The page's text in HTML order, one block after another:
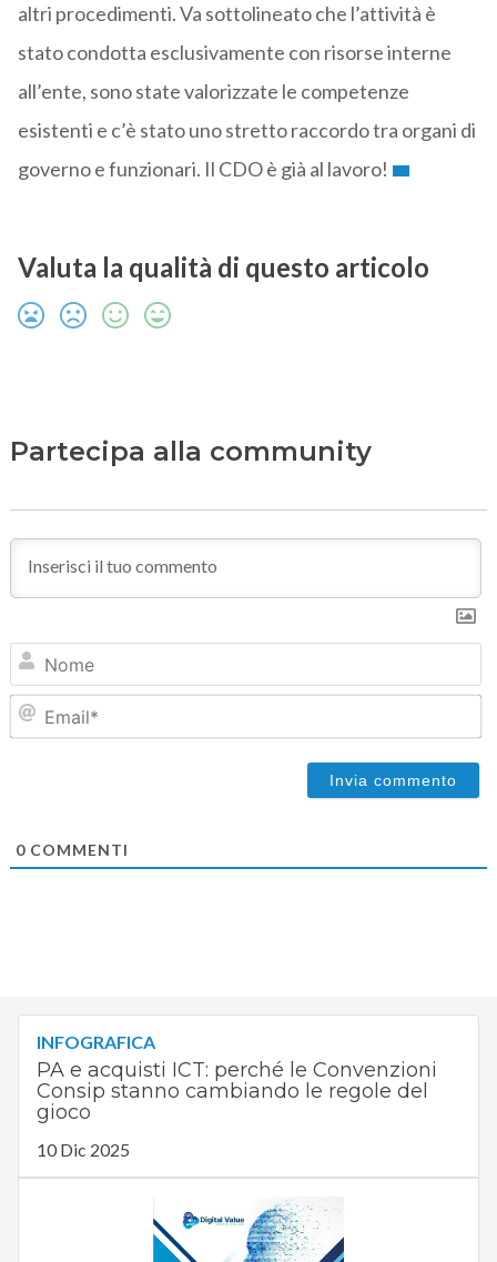
altri procedimenti. Va sottolineato che l’attività è
stato condotta esclusivamente con risorse interne
all’ente, sono state valorizzate le competenze
esistenti e c’è stato uno stretto raccordo tra organi di
governo e funzionari. Il CDO è già al lavoro!
Valuta la qualità di questo articolo
Partecipa alla community
0COMMENTI
INFOGRAFICA
PA e acquisti ICT: perché le Convenzioni
Consip stanno cambiando le regole del
gioco
10 Dic 2025